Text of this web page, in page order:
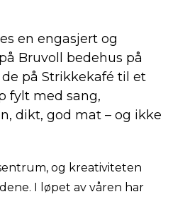
en engasjert og
Bruvoll bedehus på
de på Strikkekafé til et
fylt med sang,
dikt, god mat – og ikke
og kreativiteten
I løpet av våren har